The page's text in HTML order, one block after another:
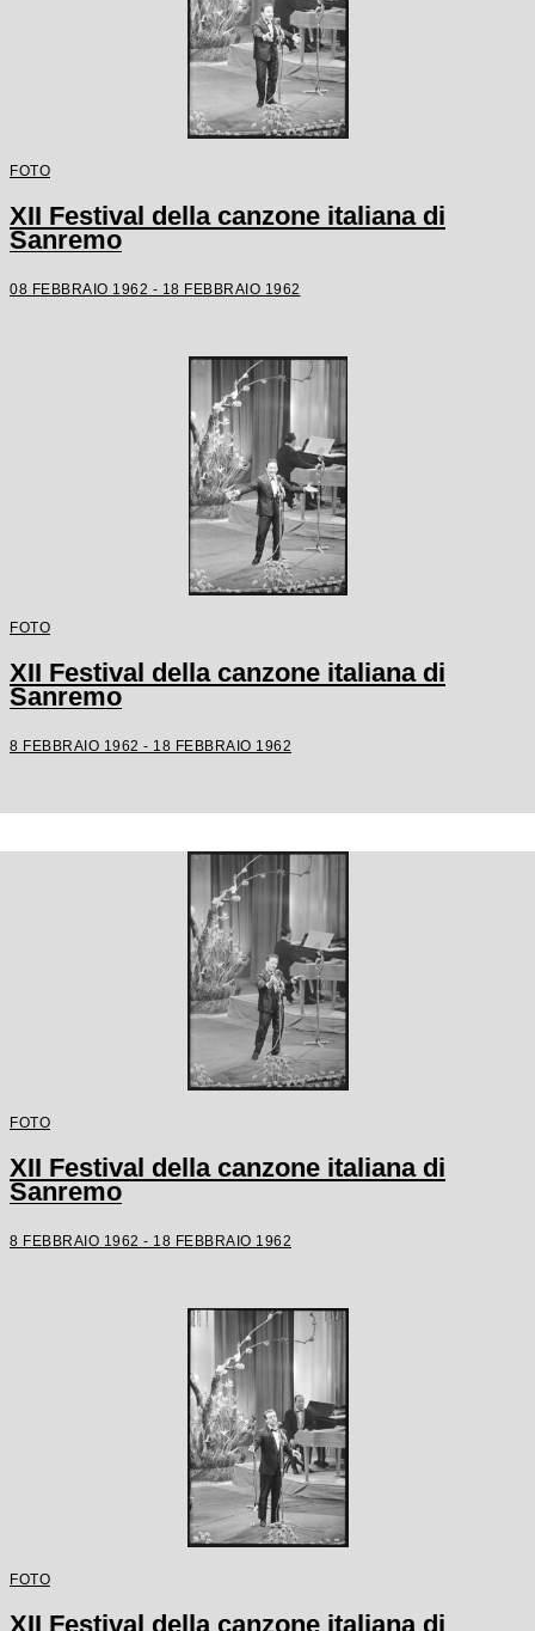
FOTO
XII Festival della canzone italiana di
Sanremo
08 FEBBRAIO 1962 - 18 FEBBRAIO 1962
FOTO
XII Festival della canzone italiana di
Sanremo
8 FEBBRAIO 1962 - 18 FEBBRAIO 1962
FOTO
XII Festival della canzone italiana di
Sanremo
8 FEBBRAIO 1962 - 18 FEBBRAIO 1962
FOTO
XII Festival della canzone italiana di